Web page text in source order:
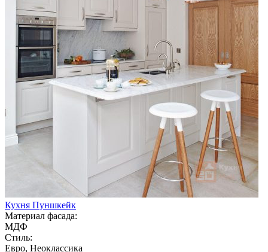
Кухня Пуншкейк
Материал фасада:
МДФ
Стиль:
Евро, Неоклассика